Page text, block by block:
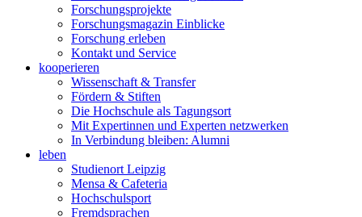
Forschungsprojekte
Forschungsmagazin Einblicke
Forschung erleben
Kontakt und Service
kooperieren
Wissenschaft & Transfer
Fördern & Stiften
Die Hochschule als Tagungsort
Mit Expertinnen und Experten netzwerken
In Verbindung bleiben: Alumni
leben
Studienort Leipzig
Mensa & Cafeteria
Hochschulsport
Fremdsprachen